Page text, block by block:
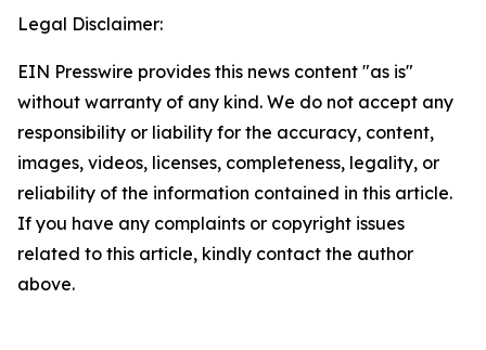
Legal Disclaimer:
EIN Presswire provides this news content "as is"
without warranty of any kind. We do not accept any
responsibility or liability for the accuracy, content,
images, videos, licenses, completeness, legality, or
reliability of the information contained in this article.
If you have any complaints or copyright issues
related to this article, kindly contact the author
above.